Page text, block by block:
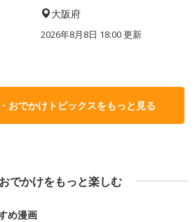
大阪府
2026年8月8日 18:00更新
おでかけトピックスをもっと見る
でかけをもっと楽しむ
め漫画